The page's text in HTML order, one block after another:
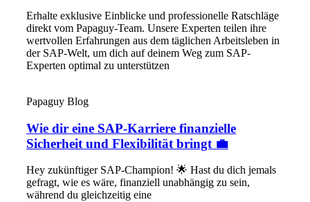
Erhalte exklusive Einblicke und professionelle Ratschläge
direkt vom Papaguy-Team. Unsere Experten teilen ihre
wertvollen Erfahrungen aus dem täglichen Arbeitsleben in
der SAP-Welt, um dich auf deinem Weg zum SAP-
Experten optimal zu unterstützen
Papaguy Blog
Wie dir eine SAP-Karriere finanzielle
Sicherheit und Flexibilität bringt 💼
Hey zukünftiger SAP-Champion! 🌟 Hast du dich jemals
gefragt, wie es wäre, finanziell unabhängig zu sein,
während du gleichzeitig eine